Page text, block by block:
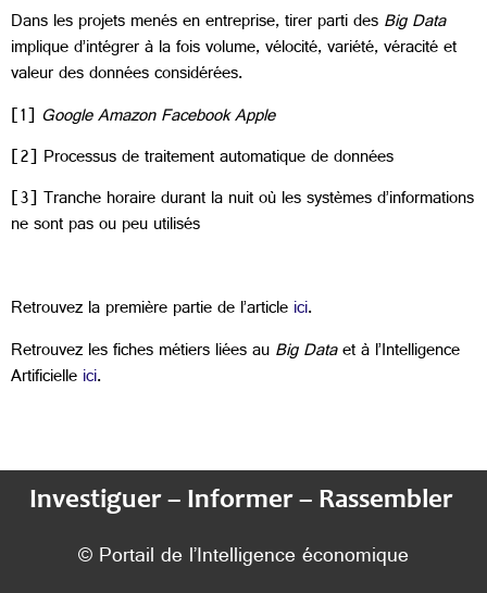
Dans les projets menés en entreprise, tirer parti desBig Data
implique d’intégrer à la fois volume, vélocité, variété, véracité et
valeur des données considérées.
[1] Google Amazon Facebook Apple
[2] Processus de traitement automatique de données
[3] Tranche horaire durant la nuit où les systèmes d’informations
ne sont pas ou peu utilisés
Retrouvez la première partie de l’articleici.
Retrouvez les fiches métiers liées auBig Dataet à l’Intelligence
Artificielleici.
Investiguer – Informer – Rassembler
© Portail de l’Intelligence économique